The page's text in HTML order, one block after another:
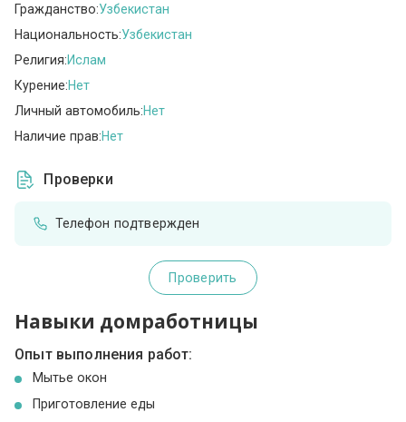
Гражданство:Узбекистан
Национальность:Узбекистан
Религия:Ислам
Курение:Нет
Личный автомобиль:Нет
Наличие прав:Нет
Проверки
Телефон подтвержден
Проверить
Навыки домработницы
Опыт выполнения работ:
Мытье окон
Приготовление еды